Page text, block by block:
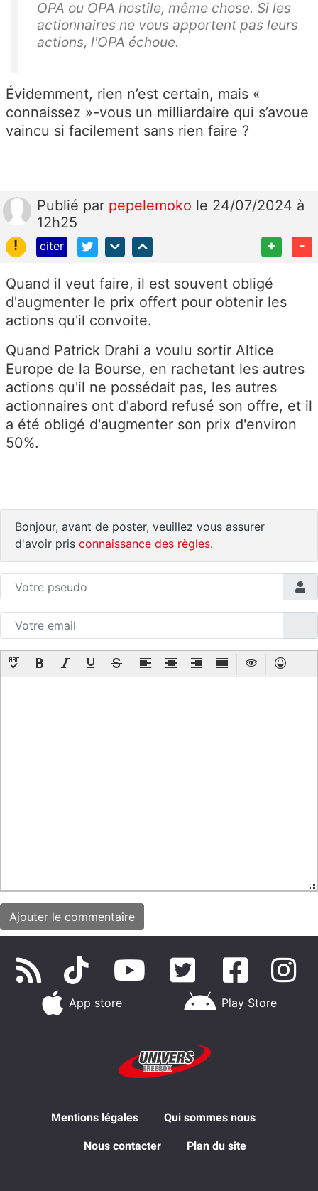
OPA ou OPA hostile, même chose. Si les
actionnaires ne vous apportent pas leurs
actions, l'OPA échoue.
Évidemment, rien n’est certain, mais «
connaissez »-vous un milliardaire qui s’avoue
vaincu si facilement sans rien faire ?
Publié par pepelemoko le 24/07/2024 à
12h25
!
citer + -
Quand il veut faire, il est souvent obligé
d'augmenter le prix offert pour obtenir les
actions qu'il convoite.
Quand Patrick Drahi a voulu sortir Altice
Europe de la Bourse, en rachetant les autres
actions qu'il ne possédait pas, les autres
actionnaires ont d'abord refusé son offre, et il
a été obligé d'augmenter son prix d'environ
50%.
Bonjour, avant de poster, veuillez vous assurer
d'avoir pris connaissance des règles.
App store Play Store
Mentions légales Qui sommes nous
Nous contacter Plan du site